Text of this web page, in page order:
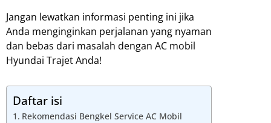
Jangan lewatkan informasi penting ini jika
Anda menginginkan perjalanan yang nyaman
dan bebas dari masalah dengan AC mobil
Hyundai Trajet Anda!
Daftar isi
Rekomendasi Bengkel Service AC Mobil